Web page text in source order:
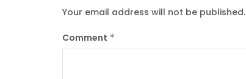
Your email address will not be published.
Comment *